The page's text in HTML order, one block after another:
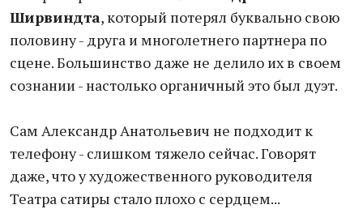
Ширвиндта, который потерял буквально свою
половину - друга и многолетнего партнера по
сцене. Большинство даже не делило их в своем
сознании - настолько органичный это был дуэт.
Сам Александр Анатольевич не подходит к
телефону - слишком тяжело сейчас. Говорят
даже, что у художественного руководителя
Театра сатиры стало плохо с сердцем...